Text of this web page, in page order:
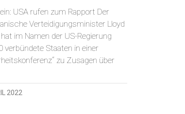
USA rufen zum Rapport Der
Verteidigungsminister Lloyd
im Namen der US-Regierung
verbündete Staaten in einer
zu Zusagen über
2022